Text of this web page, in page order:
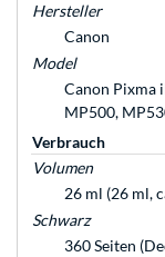
Hersteller
Canon
Model
Canon Pixma
MP500,
Verbrauch
Volumen
26 ml (26 ml,
Schwarz
360 Seiten